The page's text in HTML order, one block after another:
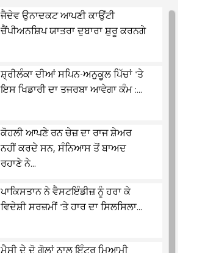
ਜੈਦੇਵ ਉਨਾਦਕਟ ਆਪਣੀ ਕਾਉਂਟੀ
ਚੈਂਪੀਅਨਸ਼ਿਪ ਯਾਤਰਾ ਦੁਬਾਰਾ ਸ਼ੁਰੂ ਕਰਨਗੇ
ਸ਼੍ਰੀਲੰਕਾ ਦੀਆਂ ਸਪਿਨ-ਅਨੁਕੂਲ ਪਿੱਚਾਂ 'ਤੇ
ਇਸ ਖਿਡਾਰੀ ਦਾ ਤਜਰਬਾ ਆਵੇਗਾ ਕੰਮ :...
ਕੋਹਲੀ ਆਪਣੇ ਰਨ ਚੇਜ਼ ਦਾ ਰਾਜ ਸ਼ੇਅਰ
ਨਹੀਂ ਕਰਦੇ ਸਨ, ਸੰਨਿਆਸ ਤੋਂ ਬਾਅਦ
ਰਹਾਣੇ ਨੇ...
ਪਾਕਿਸਤਾਨ ਨੇ ਵੈਸਟਇੰਡੀਜ਼ ਨੂੰ ਹਰਾ ਕੇ
ਵਿਦੇਸ਼ੀ ਸਰਜ਼ਮੀਂ 'ਤੇ ਹਾਰ ਦਾ ਸਿਲਸਿਲਾ...